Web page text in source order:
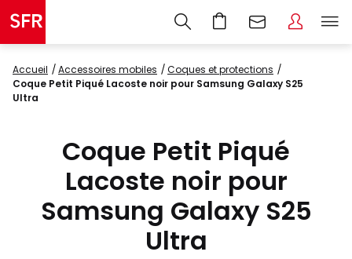
Accueil accessoires mobiles
coques et protections
Coque Petit Piqué Lacoste noir pour Samsung Galaxy S25
Ultra
Coque Petit Piqué
Lacoste noir pour
Samsung Galaxy S25
Ultra